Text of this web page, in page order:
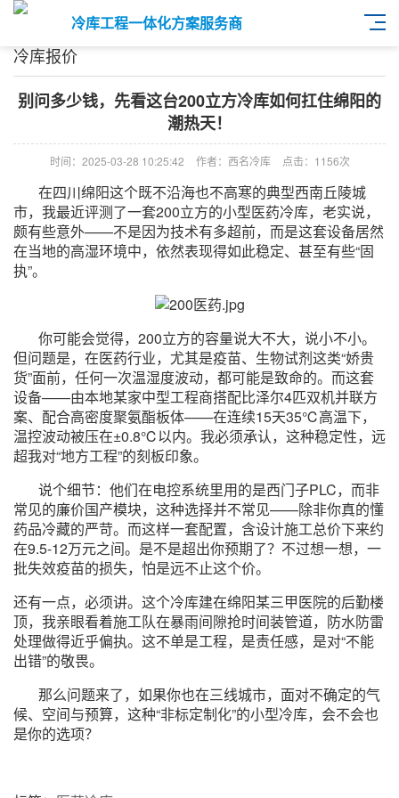
冷库工程一体化方案服务商
冷库报价
别问多少钱，先看这台200立方冷库如何扛住绵阳的
潮热天！
时间：2025-03-28 10:25:42 作者：西名冷库 点击： 1156次
在四川绵阳这个既不沿海也不高寒的典型西南丘陵城
市，我最近评测了一套200立方的小型医药冷库，老实说，
颇有些意外——不是因为技术有多超前，而是这套设备居然
在当地的高湿环境中，依然表现得如此稳定、甚至有些“固
执”。
你可能会觉得，200立方的容量说大不大，说小不小。
但问题是，在医药行业，尤其是疫苗、生物试剂这类“娇贵
货”面前，任何一次温湿度波动，都可能是致命的。而这套
设备——由本地某家中型工程商搭配比泽尔4匹双机并联方
案、配合高密度聚氨酯板体——在连续15天35℃高温下，
温控波动被压在±0.8℃以内。我必须承认，这种稳定性，远
超我对“地方工程”的刻板印象。
说个细节：他们在电控系统里用的是西门子PLC，而非
常见的廉价国产模块，这种选择并不常见——除非你真的懂
药品冷藏的严苛。而这样一套配置，含设计施工总价下来约
在9.5-12万元之间。是不是超出你预期了？不过想一想，一
批失效疫苗的损失，怕是远不止这个价。
还有一点，必须讲。这个冷库建在绵阳某三甲医院的后勤楼
顶，我亲眼看着施工队在暴雨间隙抢时间装管道，防水防雷
处理做得近乎偏执。这不单是工程，是责任感，是对“不能
出错”的敬畏。
那么问题来了，如果你也在三线城市，面对不确定的气
候、空间与预算，这种“非标定制化”的小型冷库，会不会也
是你的选项？